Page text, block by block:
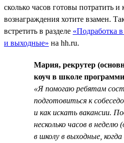
сколько часов готовы потратить и
вознаграждения хотите взамен.
встретить в разделе «Подработка
и выходные» на hh.ru.
Мария, рекрутер
коуч в школе
«Я помогаю ребятам
подготовиться к
и как искать вакансии.
несколько часов в
в школу в выходные,